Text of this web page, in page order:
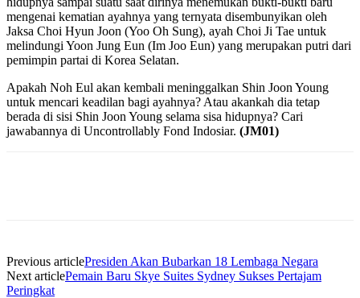
mengenai kematian ayahnya yang ternyata disembunyikan oleh
Jaksa Choi Hyun Joon (Yoo Oh Sung), ayah Choi Ji Tae untuk
melindungi Yoon Jung Eun (Im Joo Eun) yang merupakan putri dari
pemimpin partai di Korea Selatan.
Apakah Noh Eul akan kembali meninggalkan Shin Joon Young
untuk mencari keadilan bagi ayahnya? Atau akankah dia tetap
berada di sisi Shin Joon Young selama sisa hidupnya? Cari
jawabannya di Uncontrollably Fond Indosiar. (JM01)
Previous articlePresiden Akan Bubarkan 18 Lembaga Negara
Next articlePemain Baru Skye Suites Sydney Sukses Pertajam
Peringkat